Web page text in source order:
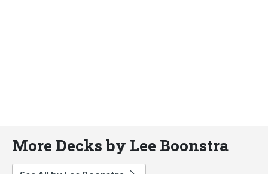
More Decks by Lee Boonstra